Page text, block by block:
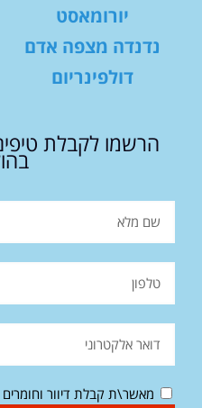
יורומאסט
נדנדה מצפה אדם
דולפינריום
הרשמו לקבלת
מאשר\ת קבלת דיוור וחומרים